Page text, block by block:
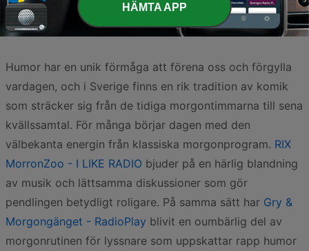
Humor har en unik förmåga att förena oss och förgylla
vardagen, och i Sverige finns en rik tradition av komik
som sträcker sig från de tidiga morgontimmarna till sena
kvällssamtal. För många börjar dagen med den
välbekanta energin från klassiska morgonprogram. RIX
MorronZoo - I LIKE RADIO bjuder på en härlig blandning
av musik och lättsamma diskussioner som gör
pendlingen betydligt roligare. På samma sätt har Gry &
Morgongänget - RadioPlay blivit en oumbärlig del av
morgonrutinen för lyssnare som uppskattar rapp humor
HÄMTA APP